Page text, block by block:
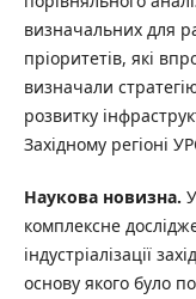
визначальних для
пріоритетів, які
визначали
розвитку
Західному регіоні
Наукова новизна.
комплексне
індустріалізації
основу якого було